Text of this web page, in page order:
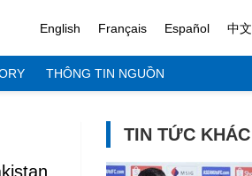
English Français Español 中文
THÔNG TIN NGUỒN
TIN TỨC KHÁC